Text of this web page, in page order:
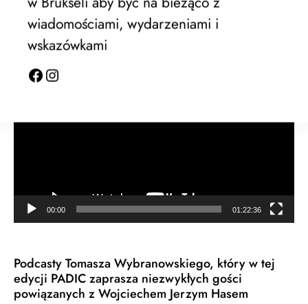
– o inspirowaniu się sztuką, prawie cytatu, dziele
zależnym i jak unikać plagiatu – różne przykłady i
zastosowanie np. filmów Wojciecha Jerzego Hasa
Odtwarzacz
00:00 01:22:36
Podcasty Tomasza Wybranowskiego, który w tej
edycji PADIC zaprasza niezwykłych gości
powiązanych z Wojciechem Jerzym Hasem
wiadomościami, wydarzeniami i
wskazówkami